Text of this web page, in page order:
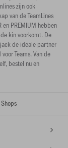
zijn ook
van de TeamLines
en PREMIUM hebben
kin voorkomt. De
de ideale partner
Teams. Van de
bestel nu en